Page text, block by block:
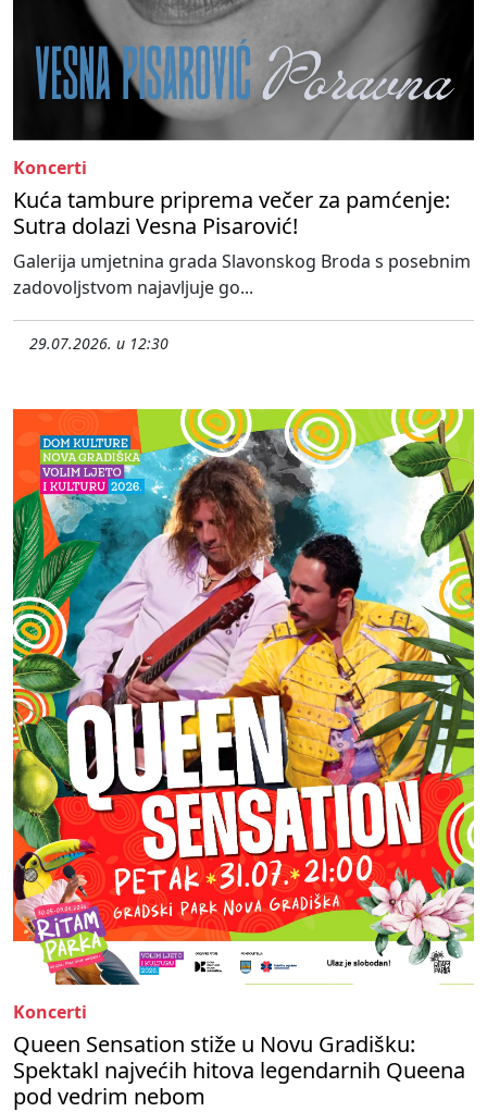
Koncerti
Kuća tambure priprema večer za pamćenje:
Sutra dolazi Vesna Pisarović!
Galerija umjetnina grada Slavonskog Broda s posebnim
zadovoljstvom najavljuje go...
29.07.2026. u 12:30
Koncerti
Queen Sensation stiže u Novu Gradišku:
Spektakl najvećih hitova legendarnih Queena
pod vedrim nebom